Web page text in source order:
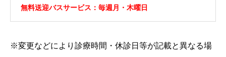
無料送迎バスサービス：毎週月・木曜日
※変更などにより診療時間・休診日等が記載と異なる場